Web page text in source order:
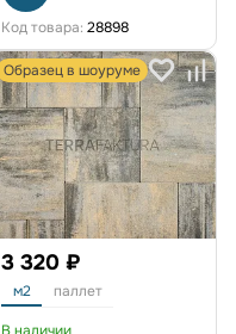
Код товара: 28898
Образец в шоуруме
3 320 ₽
м2 паллет